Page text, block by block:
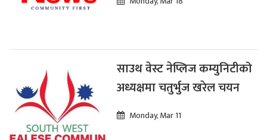
साउथ वेस्ट नेप्लिज कम्युनिटीको
अध्यक्षमा चतुर्भुज खरेल चयन
Monday, Mar 11